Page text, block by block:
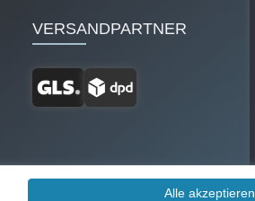
VERSANDPARTNER
Alle akzeptieren